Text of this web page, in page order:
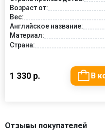
Возраст от:
Вес:
Английское название:
Материал:
Страна:
1 330 р. В
Отзывы покупателей